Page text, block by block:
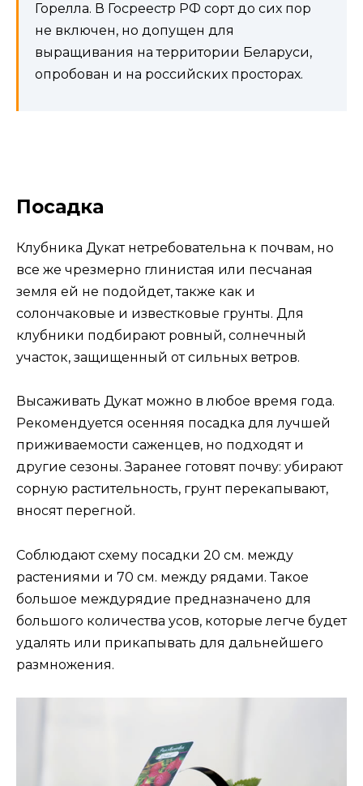
Горелла. В Госреестр РФ сорт до сих пор
не включен, но допущен для
выращивания на территории Беларуси,
опробован и на российских просторах.
Посадка
Клубника Дукат нетребовательна к почвам, но
все же чрезмерно глинистая или песчаная
земля ей не подойдет, также как и
солончаковые и известковые грунты. Для
клубники подбирают ровный, солнечный
участок, защищенный от сильных ветров.
Высаживать Дукат можно в любое время года.
Рекомендуется осенняя посадка для лучшей
приживаемости саженцев, но подходят и
другие сезоны. Заранее готовят почву: убирают
сорную растительность, грунт перекапывают,
вносят перегной.
Соблюдают схему посадки 20 см. между
растениями и 70 см. между рядами. Такое
большое междурядие предназначено для
большого количества усов, которые легче будет
удалять или прикапывать для дальнейшего
размножения.